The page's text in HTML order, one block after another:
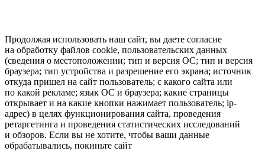
Продолжая использовать наш сайт, вы даете согласие
на обработку файлов cookie, пользовательских данных
(сведения о местоположении; тип и версия ОС; тип и версия
браузера; тип устройства и разрешение его экрана; источник
откуда пришел на сайт пользователь; с какого сайта или
по какой рекламе; язык ОС и браузера; какие страницы
открывает и на какие кнопки нажимает пользователь; ip-
адрес) в целях функционирования сайта, проведения
ретаргетинга и проведения статистических исследований
и обзоров. Если вы не хотите, чтобы ваши данные
обрабатывались, покиньте сайт